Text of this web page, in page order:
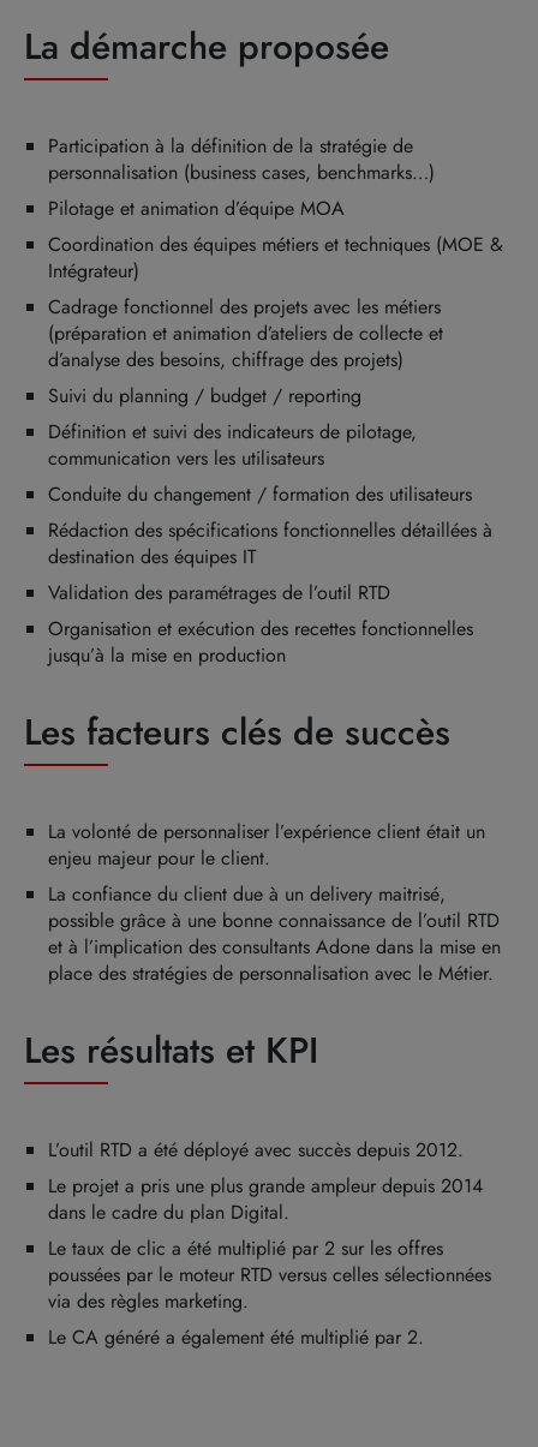
La démarche proposée
Participation à la définition de la stratégie de
personnalisation (business cases, benchmarks…)
Pilotage et animation d’équipe MOA
Coordination des équipes métiers et techniques (MOE &
Intégrateur)
Cadrage fonctionnel des projets avec les métiers
(préparation et animation d’ateliers de collecte et
d’analyse des besoins, chiffrage des projets)
Suivi du planning / budget / reporting
Définition et suivi des indicateurs de pilotage,
communication vers les utilisateurs
Conduite du changement / formation des utilisateurs
Rédaction des spécifications fonctionnelles détaillées à
destination des équipes IT
Validation des paramétrages de l’outil RTD
Organisation et exécution des recettes fonctionnelles
jusqu’à la mise en production
Les facteurs clés de succès
La volonté de personnaliser l’expérience client était un
enjeu majeur pour le client.
La confiance du client due à un delivery maitrisé,
possible grâce à une bonne connaissance de l’outil RTD
et à l’implication des consultants Adone dans la mise en
place des stratégies de personnalisation avec le Métier.
Les résultats et KPI
L’outil RTD a été déployé avec succès depuis 2012.
Le projet a pris une plus grande ampleur depuis 2014
dans le cadre du plan Digital.
Le taux de clic a été multiplié par 2 sur les offres
poussées par le moteur RTD versus celles sélectionnées
via des règles marketing.
Le CA généré a également été multiplié par 2.